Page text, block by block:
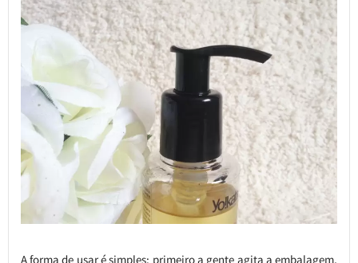
A forma de usar é simples: primeiro a gente agita a embalagem,